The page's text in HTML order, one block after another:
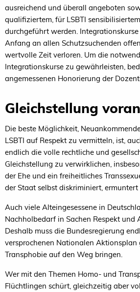
ausreichend und überall angeboten
qualifiziertem, für LSBTI
durchgeführt werden.
Anfang an allen Schutzsuchenden
wertvolle Zeit verloren. Um die
Integrationskurse zu gewährleisten,
angemessenen Honorierung der
Gleichstellung
Die beste Möglichkeit,
LSBTI auf Respekt zu vermitteln, ist,
endlich die volle rechtliche und
Gleichstellung zu verwirklichen,
der Ehe und ein freiheitliches
der Staat selbst diskriminiert,
Auch viele Alteingesessene in
Nachholbedarf in Sachen Respekt und
Deshalb muss die Bundesregierung
versprochenen Nationalen Aktionsplan
Transphobie auf den Weg bringen.
Wer mit den Themen Homo- und
Flüchtlingen schürt, gleichzeitig aber